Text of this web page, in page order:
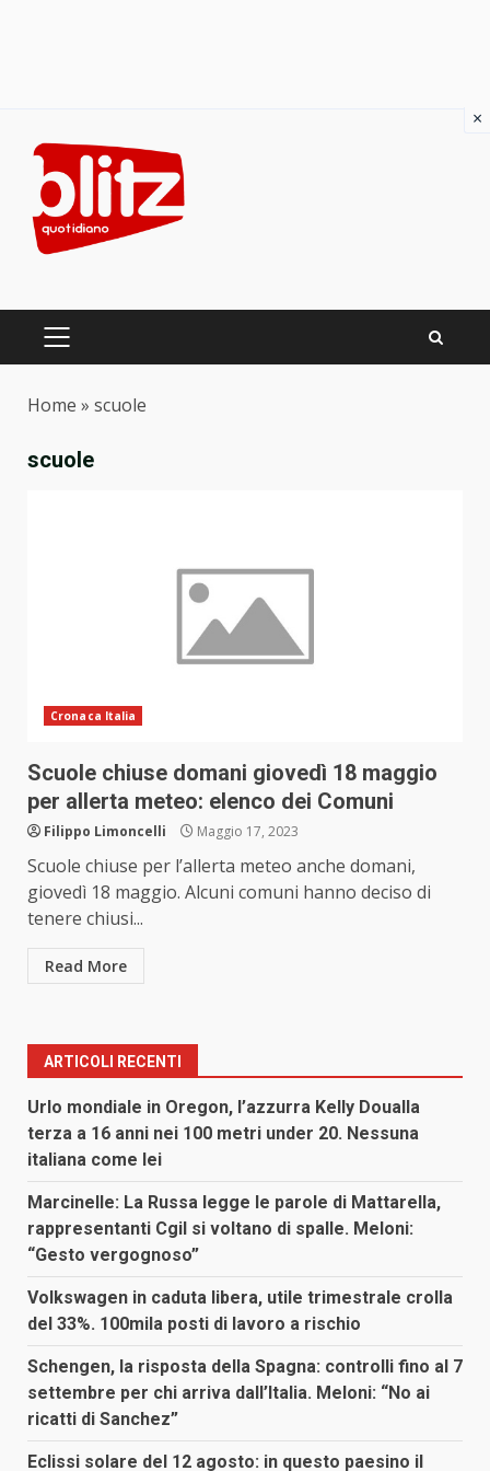
content
PRIMARY
Home » scuole
scuole
Cronaca Italia
Scuole chiuse domani giovedì 18 maggio
per allerta meteo: elenco dei Comuni
Filippo Limoncelli Maggio 17, 2023
Scuole chiuse per l’allerta meteo anche domani,
giovedì 18 maggio. Alcuni comuni hanno deciso di
tenere chiusi...
Read More
ARTICOLI RECENTI
Urlo mondiale in Oregon, l’azzurra Kelly Doualla
terza a 16 anni nei 100 metri under 20. Nessuna
italiana come lei
Marcinelle: La Russa legge le parole di Mattarella,
rappresentanti Cgil si voltano di spalle. Meloni:
“Gesto vergognoso”
Volkswagen in caduta libera, utile trimestrale crolla
del 33%. 100mila posti di lavoro a rischio
Schengen, la risposta della Spagna: controlli fino al 7
settembre per chi arriva dall’Italia. Meloni: “No ai
ricatti di Sanchez”
Eclissi solare del 12 agosto: in questo paesino il
×